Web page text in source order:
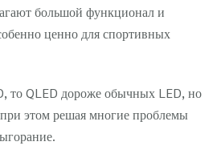
большой функционал и
ценно для спортивных
то QLED дороже обычных LED, но
этом решая многие проблемы